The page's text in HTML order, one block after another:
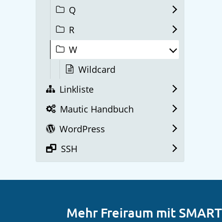
Q
R
W
Wildcard
Linkliste
Mautic Handbuch
WordPress
SSH
Mehr Freiraum mit